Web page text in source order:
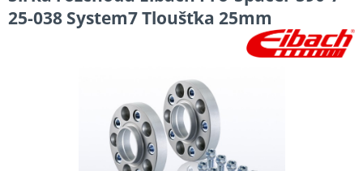
25-038 System7 Tloušťka 25mm